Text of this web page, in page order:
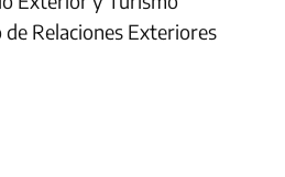
Relaciones Exteriores